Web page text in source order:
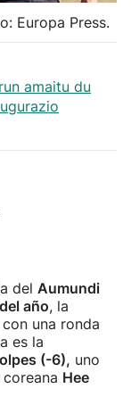
Europa Press.
amaitu du
del Aumundi
año, la
una ronda
es la
(-6), uno
Hee